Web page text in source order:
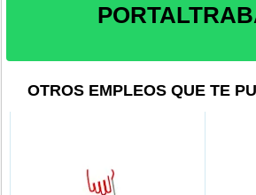
OTROS EMPLEOS QUE TE